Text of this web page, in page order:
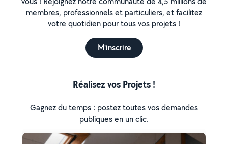
membres, professionnels et particuliers, et facilitez
votre quotidien pour tous vos projets !
M'inscrire
Réalisez vos Projets !
Gagnez du temps : postez toutes vos demandes
publiques en un clic.